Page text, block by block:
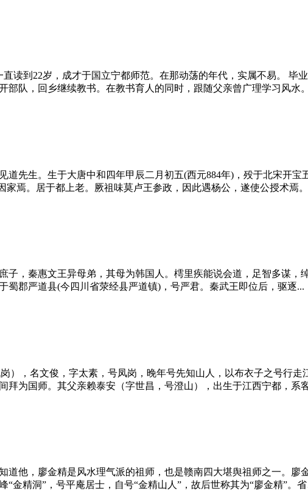
读到22岁，成才于国立宁都师范。在那动荡的年代，实属不易。 毕
队，回乡继续教书。在教书育人的同时，跟随父亲曾广理学习风水
先生。生于大唐中和四年甲辰二月初五(西元884年)，殁于北宋开宝
家焉。居于都上老。厥祖味莫卢王参政，因此遇杨公，遂使公授术焉
，秦惠文王异母弟，其母为韩国人。樗里疾能说会道，足智多谋，
郡严道县(今四川省荥经县严道镇)，号严君。秦武王即位后，驱逐...
），名文俊，字太素，号凤岗，晚年号先知山人，以布衣子之号行
为国师。其父亲赖泰安（字世昌，号澄山），出生于江西宁都，系
他，廖金精是风水理气派的祖师，也是赣南四大堪舆祖师之一。廖
金精洞”，号平庵居士，自号“金精山人”，故后世称其为“廖金精”。省